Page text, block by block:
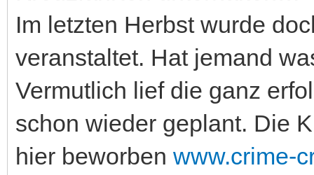
Im letzten Herbst wurde
veranstaltet. Hat jemand
Vermutlich lief die ganz
schon wieder geplant. Die
hier beworben www.crime-